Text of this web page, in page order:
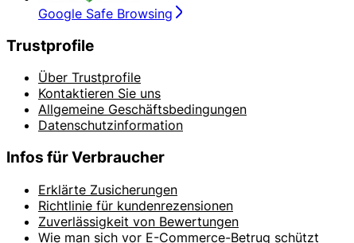
Google Safe Browsing
Trustprofile
Über Trustprofile
Kontaktieren Sie uns
Allgemeine Geschäftsbedingungen
Datenschutzinformation
Infos für Verbraucher
Erklärte Zusicherungen
Richtlinie für kundenrezensionen
Zuverlässigkeit von Bewertungen
Wie man sich vor E-Commerce-Betrug schützt